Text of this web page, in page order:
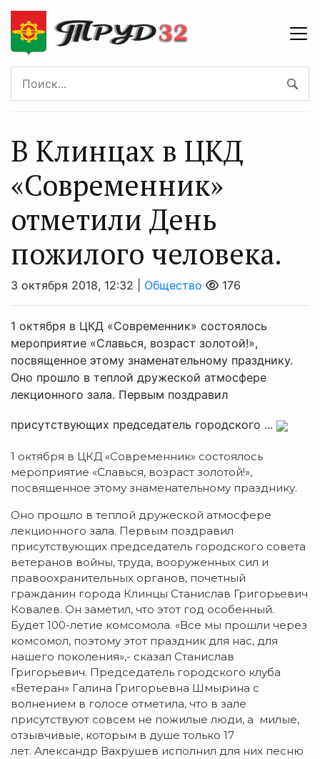
В Клинцах в ЦКД
«Современник»
отметили День
пожилого человека.
3 октября 2018, 12:32 | Общество 176
1 октября в ЦКД «Современник» состоялось
мероприятие «Славься, возраст золотой!»,
посвященное этому знаменательному празднику.
Оно прошло в теплой дружеской атмосфере
лекционного зала. Первым поздравил
присутствующих председатель городского ...
1 октября в ЦКД «Современник» состоялось
мероприятие «Славься, возраст золотой!»,
посвященное этому знаменательному празднику.
Оно прошло в теплой дружеской атмосфере
лекционного зала. Первым поздравил
присутствующих председатель городского совета
ветеранов войны, труда, вооруженных сил и
правоохранительных органов, почетный
гражданин города Клинцы Станислав Григорьевич
Ковалев. Он заметил, что этот год особенный.
Будет 100-летие комсомола. «Все мы прошли через
комсомол, поэтому этот праздник для нас, для
нашего поколения»,- сказал Станислав
Григорьевич. Председатель городского клуба
«Ветеран» Галина Григорьевна Шмырина с
волнением в голосе отметила, что в зале
присутствуют совсем не пожилые люди, а милые,
отзывчивые, которым в душе только 17
лет. Александр Вахрушев исполнил для них песню